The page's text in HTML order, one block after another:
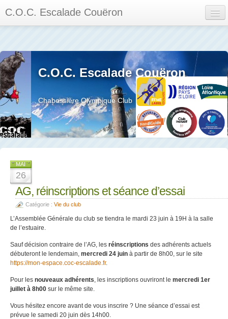
C.O.C. Escalade Couëron
Calendrier des événements et des compétitions
Les membres
Les séances
Privée
La salle et le mur
C.O.C. Escalade Couëron
Chabossière Olympique Club
MAI
26
AG, réinscriptions et séance d’essai
Catégorie : Vie du club
L’Assemblée Générale du club se tiendra le mardi 23 juin à 19H à la salle
de l’estuaire.
Sauf décision contraire de l’AG, les réinscriptions des adhérents actuels
débuteront le lendemain, mercredi 24 juin à partir de 8h00, sur le site
https://mon-espace.coc-escalade.fr.
Pour les nouveaux adhérents, les inscriptions ouvriront le mercredi 1er
juillet à 8h00 sur le même site.
Vous hésitez encore avant de vous inscrire ? Une séance d’essai est
prévue le samedi 20 juin dès 14h00.